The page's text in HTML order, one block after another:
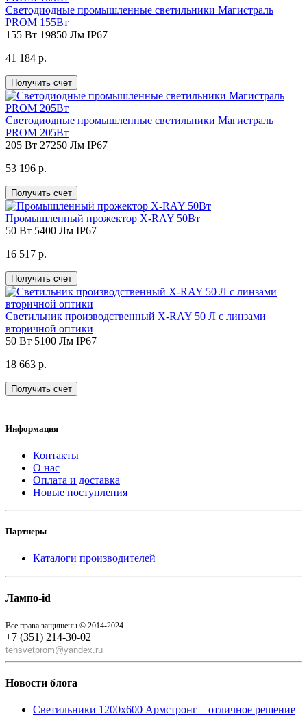
Светодиодные промышленные светильники Магистраль
PROM 155Вт
155 Вт 19850 Лм IP67
41 184 р.
Получить счет
Светодиодные промышленные светильники Магистраль
PROM 205Вт
205 Вт 27250 Лм IP67
53 196 р.
Получить счет
Промышленный прожектор X-RAY 50Вт
50 Вт 5400 Лм IP67
16 517 р.
Получить счет
Светильник производственный X-RAY 50 Л с линзами
вторичной оптики
50 Вт 5100 Лм IP67
18 663 р.
Получить счет
Информация
Контакты
О нас
Оплата и доставка
Новые поступления
Партнеры
Каталоги производителей
Лампо-id
Все права защищены © 2014-2024
+7 (351) 214-30-02
tehsvetprom@yandex.ru
Новости блога
Светильники 1200x600 Армстронг – отличное решение